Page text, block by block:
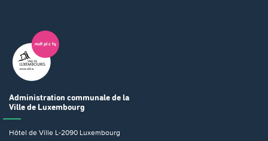
Administration communale de la
Ville de Luxembourg
Hôtel de Ville L-2090 Luxembourg